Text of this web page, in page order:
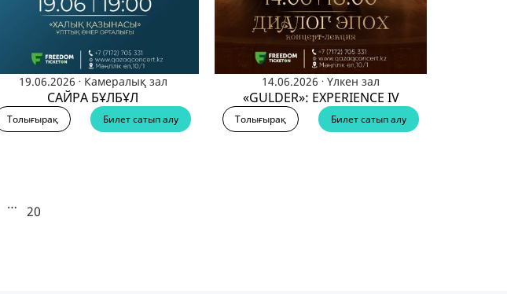
19.06.2026 . Камералық зал
САЙРА БҰЛБҰЛ
Толығырақ Билет сатып алу
14.06.2026 . Үлкен зал
«GULDER»: EXPERIENCE IV
Толығырақ Билет сатып алу
… 20